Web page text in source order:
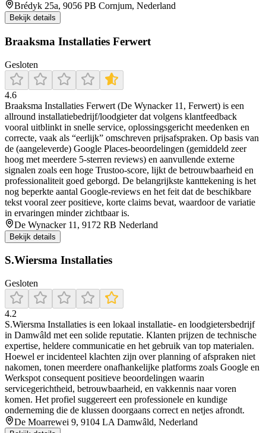
Brédyk 25a, 9056 PB Cornjum, Nederland
Bekijk details
Braaksma Installaties Ferwert
Gesloten
4.6
Braaksma Installaties Ferwert (De Wynacker 11, Ferwert) is een
allround installatiebedrijf/loodgieter dat volgens klantfeedback
vooral uitblinkt in snelle service, oplossingsgericht meedenken en
correcte, vaak als “eerlijk” omschreven prijsafspraken. Op basis van
de (aangeleverde) Google Places-beoordelingen (gemiddeld zeer
hoog met meerdere 5-sterren reviews) en aanvullende externe
signalen zoals een hoge Trustoo-score, lijkt de betrouwbaarheid en
professionaliteit goed geborgd. De belangrijkste kanttekening is het
nog beperkte aantal Google-reviews en het feit dat de beschikbare
tekst vooral zeer positieve, korte claims bevat, waardoor de variatie
in ervaringen minder zichtbaar is.
De Wynacker 11, 9172 RB Nederland
Bekijk details
S.Wiersma Installaties
Gesloten
4.2
S.Wiersma Installaties is een lokaal installatie- en loodgietersbedrijf
in Damwâld met een solide reputatie. Klanten prijzen de technische
expertise, heldere communicatie en het gebruik van top materialen.
Hoewel er incidenteel klachten zijn over planning of afspraken niet
nakomen, tonen meerdere onafhankelijke platforms zoals Google en
Werkspot consequent positieve beoordelingen waarin
servicegerichtheid, betrouwbaarheid, en vakkennis naar voren
komen. Het profiel suggereert een professionele en kundige
onderneming die de klussen doorgaans correct en netjes afrondt.
De Moarrewei 9, 9104 LA Damwâld, Nederland